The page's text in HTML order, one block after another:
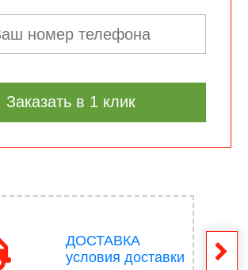
Заказать в 1 клик
ДОСТАВКА
условия доставки